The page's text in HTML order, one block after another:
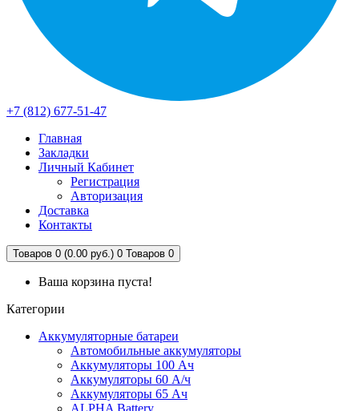
+7 (812) 677-51-47
Главная
Закладки
Личный Кабинет
Регистрация
Авторизация
Доставка
Контакты
Товаров 0 (0.00 руб.) 0 Товаров 0
Ваша корзина пуста!
Категории
Аккумуляторные батареи
Автомобильные аккумуляторы
Аккумуляторы 100 Ач
Аккумуляторы 60 А/ч
Аккумуляторы 65 Ач
ALPHA Battery